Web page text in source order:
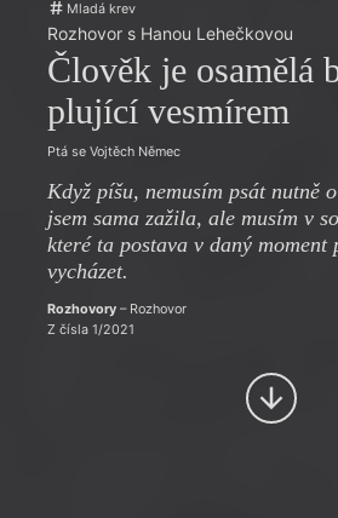
Drobná publicistika
Esejistika
Recenze a reflexe
Rozhovory
Právě vychází
Mauzoleum
Divadlo
Historie kolonialismu
Dokument
Mladá krev
Rozhovor s Hanou Lehečkovou
Člověk je osamělá
plující vesmírem
Ptá se Vojtěch Němec
Když píšu, nemusím psát nutně
jsem sama zažila, ale musím v
které ta postava v daný moment
vycházet.
Rozhovory– Rozhovor
Z čísla 1/2021